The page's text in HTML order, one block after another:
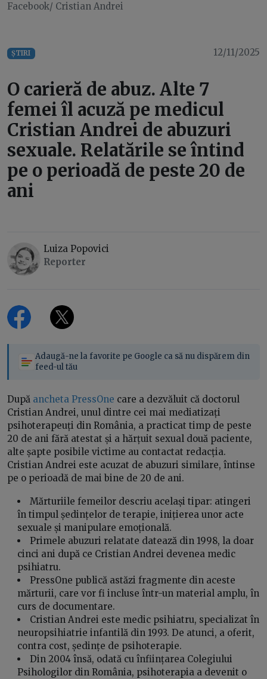
Facebook/ Cristian Andrei
ȘTIRI 12/11/2025
O carieră de abuz. Alte 7
femei îl acuză pe medicul
Cristian Andrei de abuzuri
sexuale. Relatările se întind
pe o perioadă de peste 20 de
ani
Luiza Popovici
Reporter
Adaugă-ne la favorite pe Google ca să nu dispărem din
feed-ul tău
După ancheta PressOne care a dezvăluit că doctorul
Cristian Andrei, unul dintre cei mai mediatizați
psihoterapeuți din România, a practicat timp de peste
20 de ani fără atestat și a hărțuit sexual două paciente,
alte șapte posibile victime au contactat redacția.
Cristian Andrei este acuzat de abuzuri similare, întinse
pe o perioadă de mai bine de 20 de ani.
Mărturiile femeilor descriu același tipar: atingeri
în timpul ședințelor de terapie, inițierea unor acte
sexuale și manipulare emoțională.
Primele abuzuri relatate datează din 1998, la doar
cinci ani după ce Cristian Andrei devenea medic
psihiatru.
PressOne publică astăzi fragmente din aceste
mărturii, care vor fi incluse într-un material amplu, în
curs de documentare.
Cristian Andrei este medic psihiatru, specializat în
neuropsihiatrie infantilă din 1993. De atunci, a oferit,
contra cost, ședințe de psihoterapie.
Din 2004 însă, odată cu înființarea Colegiului
Psihologilor din România, psihoterapia a devenit o